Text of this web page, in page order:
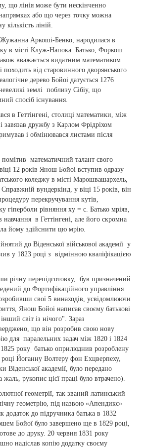
що лінія може бути нескінченно
або що через точку можна
кількість ліній.
Аркоші-Бенко, народилася в
в місті Клуж-Напока. Батько, Форкош
вважається видатним математиком
походить від старовинного дворянського
дерево Бойоі датується 1276
землі поблизу Сібіу, що
спосіб існування.
в Геттінгені, столиці математики, між
завязав дружбу з Карлом Фрідріхом
і обмінювався листами після
математичний талант свого
12 років Янош Бойоі вступив одразу
коледжу в місті Марошвашархель,
вундеркінд, у віці 15 років, він
перекручування кутів,
гіперболи рівняння xy = c. Батько мріяв,
в Геттінгені, але його скромна
йому здійснити цю мрію.
до Віденської військової академії у
у 1823 році з відмінною кваліфікацією
річну перепідготовку, був призначений
до Фортифікаційного управління
свої 5 винаходів, усвідомлюючи
Янош Бойоі написав своєму батькові
світ із нічого". Зараз
що він розробив свою нову
для паралельних задач між 1820 і 1824
року батько оприлюднив розроблену
Йоганну Волтеру фон Ехцверпеху,
Віденської академії, було передано
рукопис цієї праці було втрачено).
геометрії, так званий латинський
геометрію, під назвою «Апендикс»
додаток до підручника батька в 1832
Бойої було завершено ще в 1829 році,
до друку. 20 червня 1831 року
надіслав копію додатку своєму